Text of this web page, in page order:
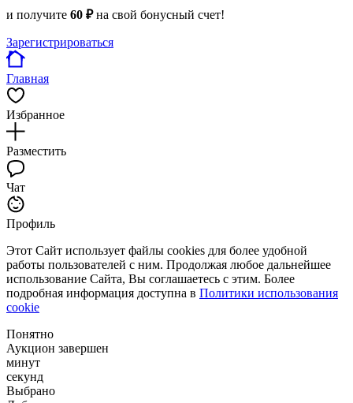
и получите 60 ₽на свой бонусный счет!
Зарегистрироваться
Главная
Избранное
Разместить
Чат
Профиль
Этот Сайт использует файлы cookies для более удобной
работы пользователей с ним. Продолжая любое дальнейшее
использование Сайта, Вы соглашаетесь с этим. Более
подробная информация доступна в Политики использования
cookie
Понятно
Аукцион завершен
минут
секунд
Выбрано